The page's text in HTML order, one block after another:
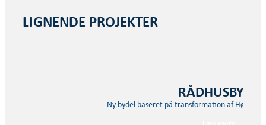
LIGNENDE PROJEKTER
RÅDHUSBYEN
Ny bydel baseret på transformation af Høje-